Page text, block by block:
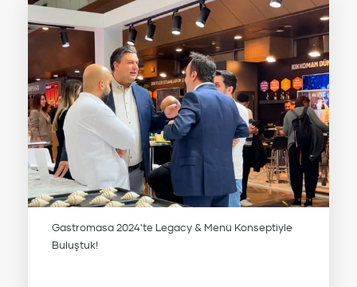
Gastromasa 2024'te Legacy & Menü Konseptiyle
Buluştuk!